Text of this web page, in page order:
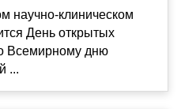
научно-клиническом
День открытых
Всемирному дню
...